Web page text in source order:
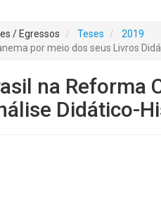
/ Egressos Teses
2019
por meio dos seus Livros
na Reforma
Didático-